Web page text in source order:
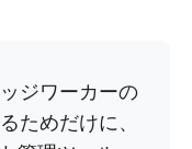
ジワーカーの
ためだけに、